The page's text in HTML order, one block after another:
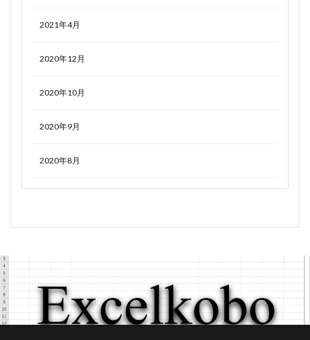
2021年4月
2020年12月
2020年10月
2020年9月
2020年8月